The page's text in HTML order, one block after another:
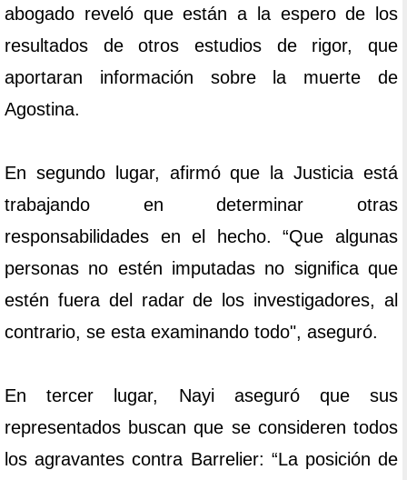
abogado reveló que están a la espero de los
resultados de otros estudios de rigor, que
aportaran información sobre la muerte de
Agostina.
En segundo lugar, afirmó que la Justicia está
trabajando en determinar otras
responsabilidades en el hecho. “Que algunas
personas no estén imputadas no significa que
estén fuera del radar de los investigadores, al
contrario, se esta examinando todo", aseguró.
En tercer lugar, Nayi aseguró que sus
representados buscan que se consideren todos
los agravantes contra Barrelier: “La posición de